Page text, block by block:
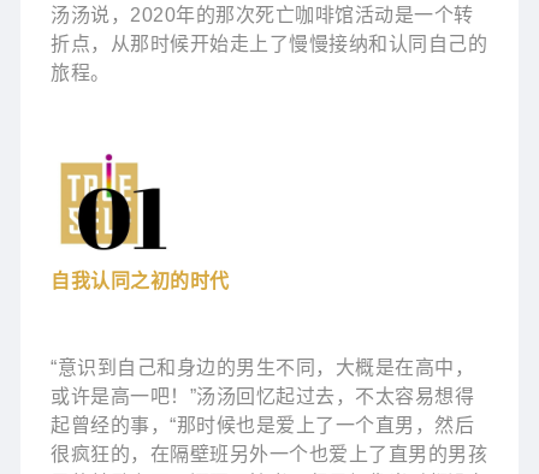
汤汤说，2020年的那次死亡咖啡馆活动是一个转
折点，从那时候开始走上了慢慢接纳和认同自己的
旅程。
自我认同之初的时代
“意识到自己和身边的男生不同，大概是在高中，
或许是高一吧！”汤汤回忆起过去，不太容易想得
起曾经的事，“那时候也是爱上了一个直男，然后
很疯狂的，在隔壁班另外一个也爱上了直男的男孩